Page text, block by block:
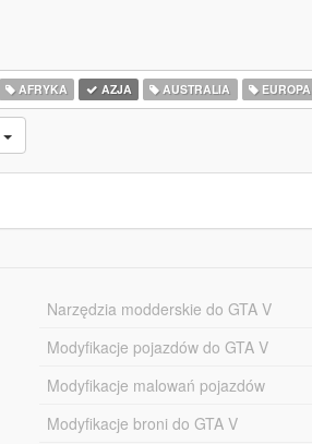
AFRYKA AZJA AUSTRALIA EUROPA
Narzędzia modderskie do GTA V
Modyfikacje pojazdów do GTA V
Modyfikacje malowań pojazdów
Modyfikacje broni do GTA V